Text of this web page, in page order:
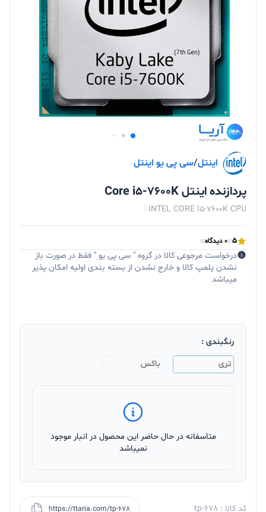
اینتل/سی پی یو اینتل
پردازنده اینتل Core i5-7600K
INTEL CORE I5-7600K CPU
5 0 دیدگاه
درخواست مرجوعی کالا در گروه " سی پی یو " فقط در صورت باز
نشدن پلمپ کالا و خارج نشدن از بسته بندی اولیه امکان پذیر
میباشد
رنگبندی :
تری
باکس
متاسفانه در حال حاضر این محصول در انبار موجود
نمیباشد
کد کالا : tp-678 https://ttaria.com/tp-678